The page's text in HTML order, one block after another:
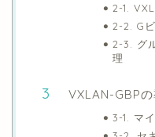
2-1.
2-2. G
2-3. グ
理
VXLAN-GBP
3-1. マ